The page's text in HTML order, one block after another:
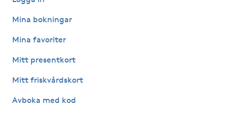
Hälsprickor
Idrottsmassage
IPL
Mina bokningar
Mina favoriter
Mitt presentkort
Mitt friskvårdskort
Avboka med kod